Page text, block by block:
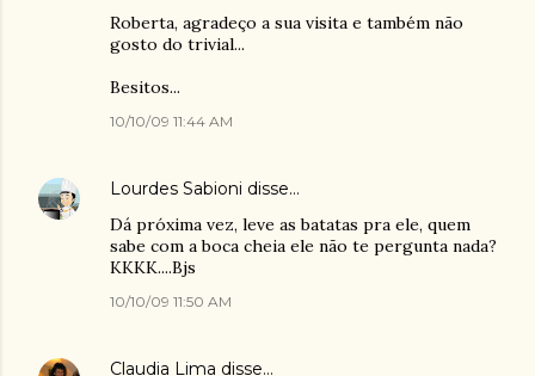
Roberta, agradeço a sua visita e também não
gosto do trivial...
Besitos...
10/10/09 11:44 AM
Lourdes Sabioni disse…
Dá próxima vez, leve as batatas pra ele, quem
sabe com a boca cheia ele não te pergunta nada?
KKKK....Bjs
10/10/09 11:50 AM
Claudia Lima disse…